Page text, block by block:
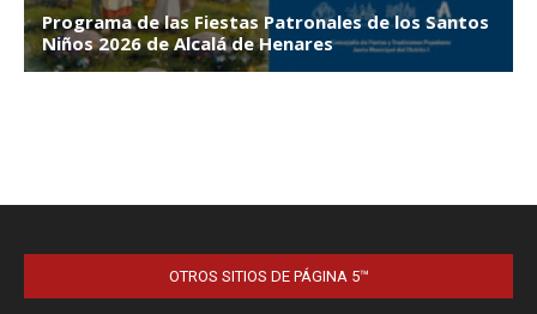
OTROS SITIOS DE PÁGINA 5™